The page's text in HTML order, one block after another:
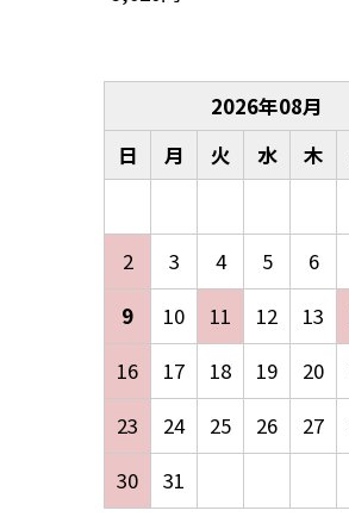
2026年08月
日
月 火 水 木
2
3 4 5 6
9
10 11 12 13
16
17 18 19 20
23
24 25 26 27
30
31